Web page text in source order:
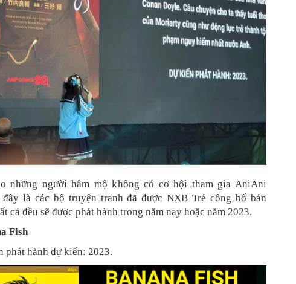
những người hâm mộ không có cơ hội tham gia AniAni
đây là các bộ truyện tranh đã được NXB Trẻ công bố bản
cả đều sẽ được phát hành trong năm nay hoặc năm 2023.
Fish
phát hành dự kiến: 2023.